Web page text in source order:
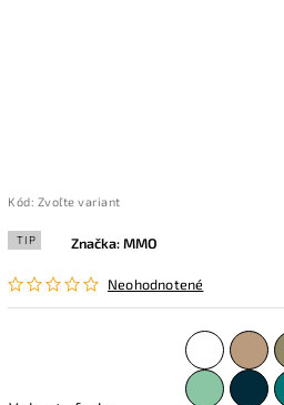
Kód: Zvoľte variant
TIP
Neohodnotené
Značka:MMO